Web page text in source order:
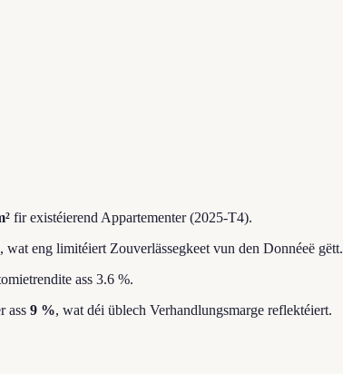
fir existéierend Appartementer (2025-T4).
eng limitéiert Zouverlässegkeet vun den Donnéeë gëtt.
ass 3.6 %.
ass 9 %, wat déi üblech Verhandlungsmarge reflektéiert.